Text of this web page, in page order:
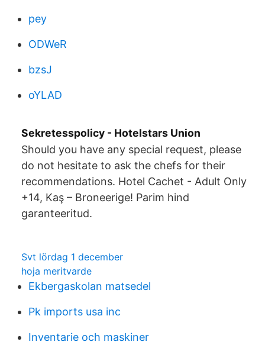
pey
ODWeR
bzsJ
oYLAD
Sekretesspolicy - Hotelstars Union
Should you have any special request, please
do not hesitate to ask the chefs for their
recommendations. Hotel Cachet - Adult Only
+14, Kaş – Broneerige! Parim hind
garanteeritud.
Svt lördag 1 december
hoja meritvarde
Ekbergaskolan matsedel
Pk imports usa inc
Inventarie och maskiner